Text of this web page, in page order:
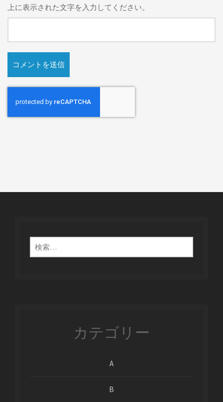
上に表示された文字を入力してください。
検
索:
カテゴリー
A
B